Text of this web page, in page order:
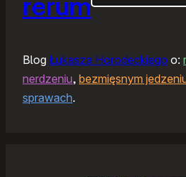
rerum
Blog Łukasza Horodeckiego o:
nerdzeniu, bezmięsnym
sprawach.